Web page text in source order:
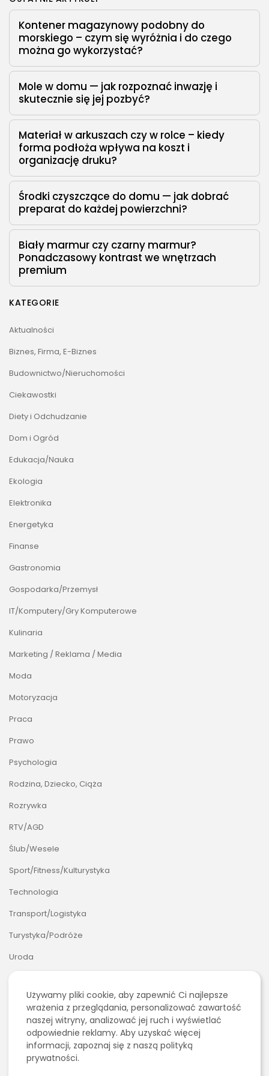
2026 Polecosystem - Wszelkie prawa
Kontener magazynowy podobny do
morskiego – czym się wyróżnia i do czego
można go wykorzystać?
Mole w domu — jak rozpoznać inwazję i
skutecznie się jej pozbyć?
Materiał w arkuszach czy w rolce – kiedy
forma podłoża wpływa na koszt i
organizację druku?
Środki czyszczące do domu — jak dobrać
preparat do każdej powierzchni?
Biały marmur czy czarny marmur?
Ponadczasowy kontrast we wnętrzach
premium
KATEGORIE
Aktualności
Biznes, Firma, E-Biznes
Budownictwo/Nieruchomości
Ciekawostki
Diety i Odchudzanie
Dom i Ogród
Edukacja/Nauka
Ekologia
Elektronika
Energetyka
Finanse
Gastronomia
Gospodarka/Przemysł
IT/Komputery/Gry Komputerowe
Kulinaria
Marketing / Reklama / Media
Moda
Motoryzacja
Praca
Prawo
Psychologia
Rodzina, Dziecko, Ciąża
Rozrywka
RTV/AGD
Ślub/Wesele
Sport/Fitness/Kulturystyka
Technologia
Transport/Logistyka
Turystyka/Podróże
Uroda
Zdrowie
Zoologia/Rolnictwo/Leśnictwo
SZUKAJ
Używamy pliki cookie, aby zapewnić Ci najlepsze
wrażenia z przeglądania, personalizować zawartość
naszej witryny, analizować jej ruch i wyświetlać
odpowiednie reklamy. Aby uzyskać więcej
informacji, zapoznaj się z naszą polityką
prywatności.